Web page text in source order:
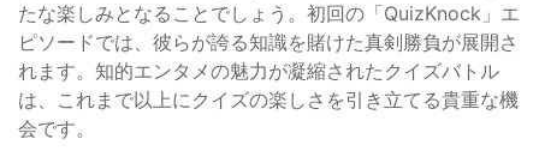
たな楽しみとなることでしょう。初回の「QuizKnock」エ
ピソードでは、彼らが誇る知識を賭けた真剣勝負が展開さ
れます。知的エンタメの魅力が凝縮されたクイズバトル
は、これまで以上にクイズの楽しさを引き立てる貴重な機
会です。